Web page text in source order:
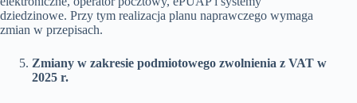
dziedzinowe. Przy tym realizacja planu naprawczego wymaga
zmian w przepisach.
Zmiany w zakresie podmiotowego zwolnienia z VAT w
2025 r.